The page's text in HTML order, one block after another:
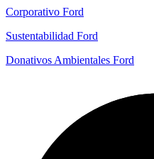
Corporativo Ford
Sustentabilidad Ford
Donativos Ambientales Ford